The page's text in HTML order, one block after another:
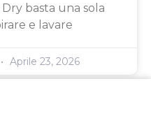
basta una sola
e lavare
Aprile 23, 2026